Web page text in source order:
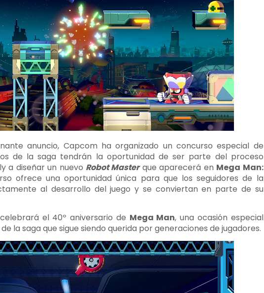
anuncio, Capcom ha organizado un concurso especial de
de la saga tendrán la oportunidad de ser parte del proceso
a diseñar un nuevo Robot Masterque aparecerá en Mega Man:
ofrece una oportunidad única para que los seguidores de la
al desarrollo del juego y se conviertan en parte de su
el 40º aniversario de Mega Man, una ocasión especial
la saga que sigue siendo querida por generaciones de jugadores.